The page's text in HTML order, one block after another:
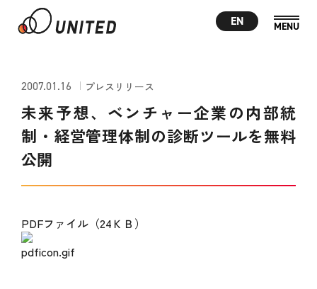
EN
2007.01.16 プレスリリース
未来予想、ベンチャー企業の内部統
制・経営管理体制の診断ツールを無料
公開
PDFファイル（24ＫＢ）